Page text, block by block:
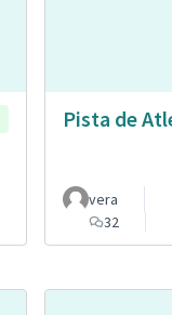
Pista de
vera
32